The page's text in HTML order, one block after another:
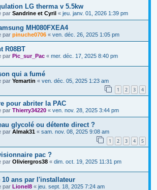
LG therma v 5.5kw
par Sandrine et Cyril « jeu. janv. 01, 2026 1:39 pm
MH080FXEA4
par pinuche0706 « ven. déc. 26, 2025 1:05 pm
R08BT
par Pic_sur_Pac « mer. déc. 17, 2025 8:40 pm
qui a fumé
par Yemartin « ven. déc. 05, 2025 1:23 am
1 2 3 4
pour abriter la PAC
par Thierry34220 « ven. nov. 28, 2025 3:44 pm
glycolé ou détente direct ?
par Almak31 « sam. nov. 08, 2025 9:08 am
1 2 3 4 5
pac ?
par Oliviergros38 « dim. oct. 19, 2025 11:31 pm
10 ans par l'installateur
par Lionel8 « jeu. sept. 18, 2025 7:24 am